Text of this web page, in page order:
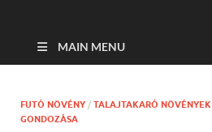
MAIN MENU
FUTÓ NÖVÉNY / TALAJTAKARÓ NÖVÉNYEK
GONDOZÁSA